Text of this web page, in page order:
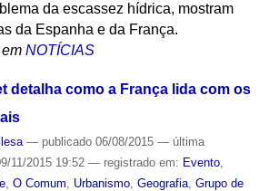
da escassez hídrica, mostram
da Espanha e da França.
NOTÍCIAS
detalha como a França lida com os
— publicado06/08/2015 — última
11/2015 19:52 — registrado em: Evento,
, O Comum Urbanismo, Geografia, Grupo de